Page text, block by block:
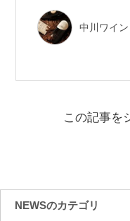
NEWSのカテゴリ
中川ワイン
この記事を